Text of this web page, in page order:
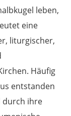
leben,
eine
liturgischer,
Häufig
entstanden
durch ihre